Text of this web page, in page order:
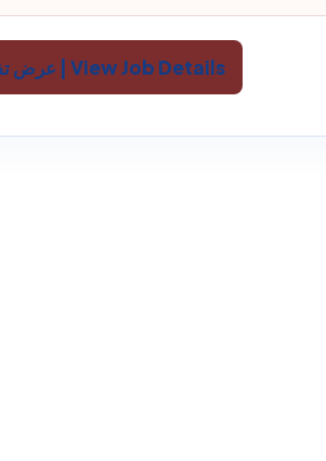
View Job Details | عرض تفاصيل الوظائف